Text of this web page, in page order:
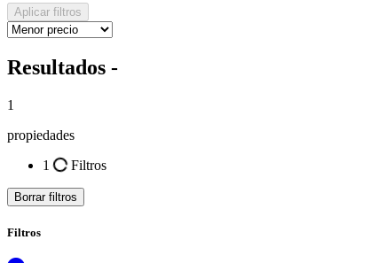
Aplicar filtros
Resultados -
1
propiedades
1
Filtros
Borrar filtros
Filtros